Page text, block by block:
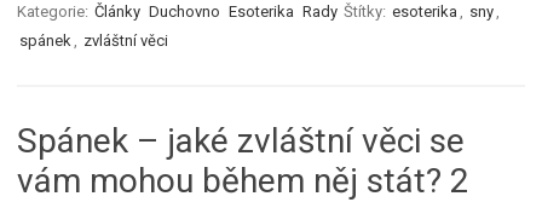
Kategorie: Články Duchovno Esoterika Rady Štítky: esoterika sny
spánek
zvláštní věci
Spánek – jaké zvláštní věci se
vám mohou během něj stát? 2